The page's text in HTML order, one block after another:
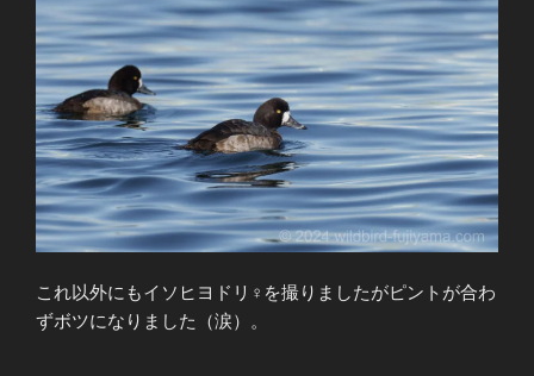
これ以外にもイソヒヨドリ♀を撮りましたがピントが合わ
ずボツになりました（涙）。